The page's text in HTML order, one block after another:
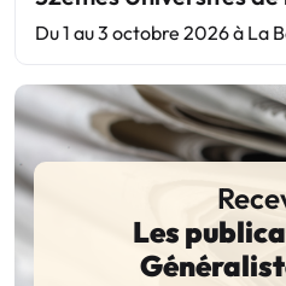
Du 1 au 3 octobre 2026 à La
Les